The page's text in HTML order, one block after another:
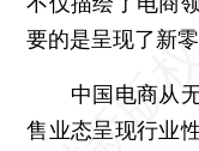
要的是呈现了新
中国电商从无
售业态呈现行业